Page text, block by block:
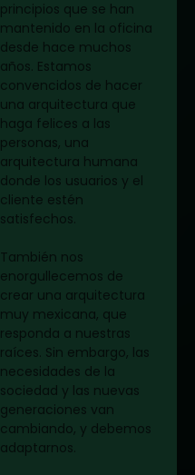
principios que se han
mantenido en la oficina
desde hace muchos
años. Estamos
convencidos de hacer
una arquitectura que
haga felices a las
personas, una
arquitectura humana
donde los usuarios y el
cliente estén
satisfechos.
También nos
enorgullecemos de
crear una arquitectura
muy mexicana, que
responda a nuestras
raíces. Sin embargo, las
necesidades de la
sociedad y las nuevas
generaciones van
cambiando, y debemos
adaptarnos.